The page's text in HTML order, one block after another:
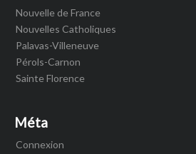
Nouvelle de France
Nouvelles Catholiques
Palavas-Villeneuve
Pérols-Carnon
Sainte Florence
Méta
Connexion